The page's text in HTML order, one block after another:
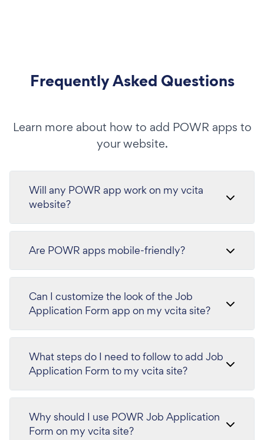
Frequently Asked Questions
Learn more about how to add POWR apps to
your website.
Will any POWR app work on my vcita
website?
Are POWR apps mobile-friendly?
Can I customize the look of the Job
Application Form app on my vcita site?
What steps do I need to follow to add Job
Application Form to my vcita site?
Why should I use POWR Job Application
Form on my vcita site?